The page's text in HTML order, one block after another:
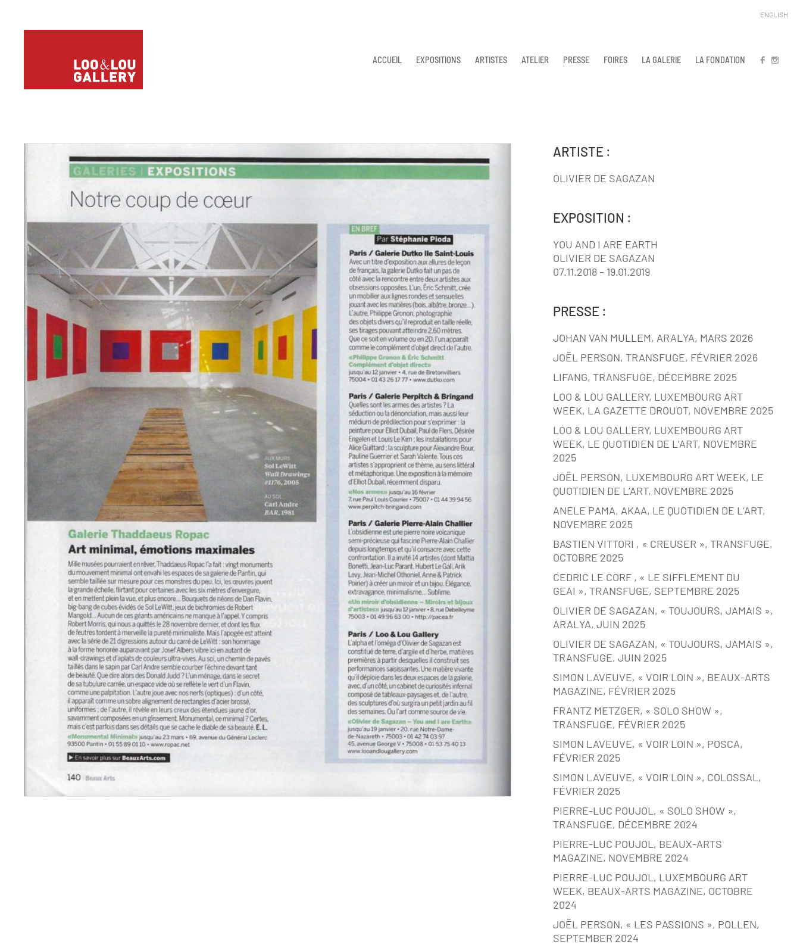
ACCUEIL EXPOSITIONS ARTISTES ATELIER PRESSE FOIRES LA GALERIE LA FONDATION FB IN
ENGLISH
ARTISTE :
OLIVIER DE SAGAZAN
EXPOSITION :
YOU AND I ARE EARTH
OLIVIER DE SAGAZAN
07.11.2018 – 19.01.2019
PRESSE :
JOHAN VAN MULLEM, ARALYA, MARS 2026
JOËL PERSON, TRANSFUGE, FÉVRIER 2026
LIFANG, TRANSFUGE, DÉCEMBRE 2025
LOO & LOU GALLERY, LUXEMBOURG ART
WEEK, LA GAZETTE DROUOT, NOVEMBRE 2025
LOO & LOU GALLERY, LUXEMBOURG ART
WEEK, LE QUOTIDIEN DE L’ART, NOVEMBRE
2025
JOËL PERSON, LUXEMBOURG ART WEEK, LE
QUOTIDIEN DE L’ART, NOVEMBRE 2025
ANELE PAMA, AKAA, LE QUOTIDIEN DE L’ART,
NOVEMBRE 2025
BASTIEN VITTORI , « CREUSER », TRANSFUGE,
OCTOBRE 2025
CEDRIC LE CORF , « LE SIFFLEMENT DU
GEAI », TRANSFUGE, SEPTEMBRE 2025
OLIVIER DE SAGAZAN, « TOUJOURS, JAMAIS »,
ARALYA, JUIN 2025
OLIVIER DE SAGAZAN, « TOUJOURS, JAMAIS »,
TRANSFUGE, JUIN 2025
SIMON LAVEUVE, « VOIR LOIN », BEAUX-ARTS
MAGAZINE, FÉVRIER 2025
FRANTZ METZGER, « SOLO SHOW »,
TRANSFUGE, FÉVRIER 2025
SIMON LAVEUVE, « VOIR LOIN », POSCA,
FÉVRIER 2025
SIMON LAVEUVE, « VOIR LOIN », COLOSSAL,
FÉVRIER 2025
PIERRE-LUC POUJOL, « SOLO SHOW »,
TRANSFUGE, DÉCEMBRE 2024
PIERRE-LUC POUJOL, BEAUX-ARTS
MAGAZINE, NOVEMBRE 2024
PIERRE-LUC POUJOL, LUXEMBOURG ART
WEEK, BEAUX-ARTS MAGAZINE, OCTOBRE
2024
JOËL PERSON, « LES PASSIONS », POLLEN,
SEPTEMBER 2024